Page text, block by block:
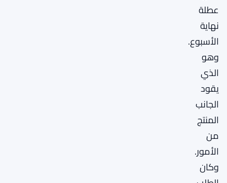
عطلة
نهاية
الأسبوع.
وهو
الذي
يقود
الجانب
المنتج
من
الأمور.
وكان